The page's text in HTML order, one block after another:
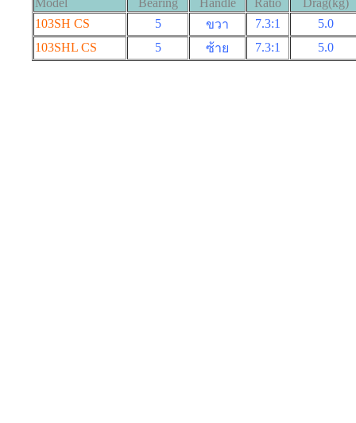
Model Bearing Handle Ratio
Drag(kg)
103SH CS
5 ขวา 7.3:1
5.0
103SHL CS
5 ซ้าย 7.3:1 5.0